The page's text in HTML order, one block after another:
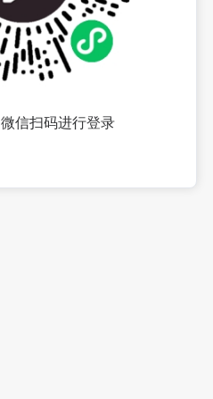
微信扫码进行登录